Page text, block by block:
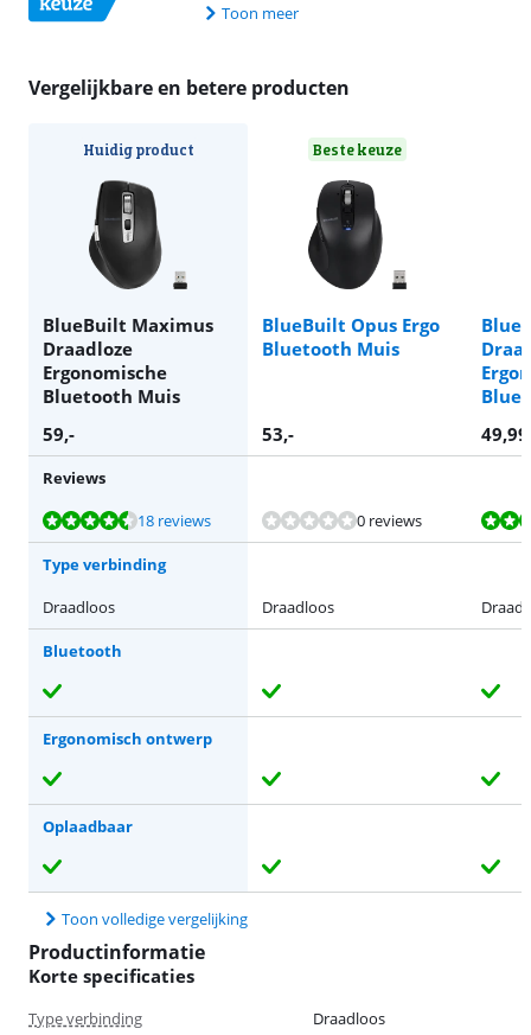
Toon meer
Vergelijkbare en betere producten
Huidig product
BlueBuilt Maximus
Draadloze
Ergonomische
Bluetooth Muis
Beste keuze
BlueBuilt Opus Ergo
Bluetooth Muis
59,- 53,- 49,99
Reviews
Beoordeling is 8,5 van de 10, gebaseerd op 18 reviews.
18 reviews 0 reviews
Beoordeling is 8,1 van de 10, gebaseerd op 69 reviews.
Beoordeling is 9,0 van de 10, gebaseerd op 52 reviews.
Type verbinding
Draadloos
Draadloos
Bluetooth
Ergonomisch ontwerp
Oplaadbaar
Toon volledige vergelijking
Productinformatie
Korte specificaties
Type verbinding
Draadloos